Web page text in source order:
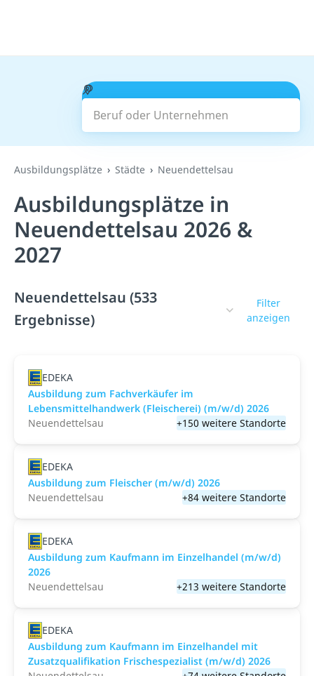
Beruf oder Unternehmen
Suchen
Ausbildungsplätze Städte Neuendettelsau
Ausbildungsplätze in
Neuendettelsau 2026 &
2027
Neuendettelsau (533
Ergebnisse)
Filter
anzeigen
EDEKA
Ausbildung zum Fachverkäufer im
Lebensmittelhandwerk (Fleischerei) (m/w/d) 2026
Neuendettelsau
+150 weitere Standorte
EDEKA
Ausbildung zum Fleischer (m/w/d) 2026
Neuendettelsau
+84 weitere Standorte
EDEKA
Ausbildung zum Kaufmann im Einzelhandel (m/w/d)
2026
Neuendettelsau
+213 weitere Standorte
EDEKA
Ausbildung zum Kaufmann im Einzelhandel mit
Zusatzqualifikation Frischespezialist (m/w/d) 2026